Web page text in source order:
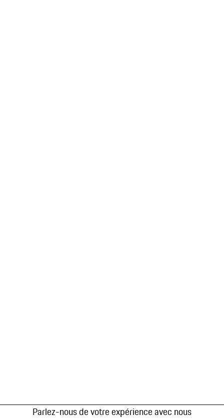
Parlez-nous de votre expérience avec nous